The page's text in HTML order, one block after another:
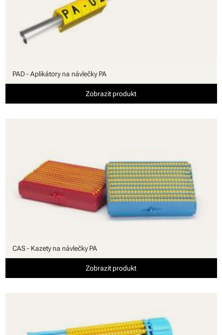
PAD - Aplikátory na návlečky PA
Zobrazit produkt
CAS - Kazety na návlečky PA
Zobrazit produkt